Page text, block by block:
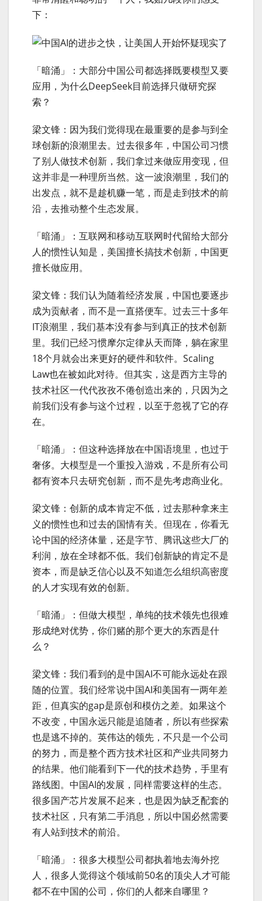
下：
「暗涌」：大部分中国公司都选择既要模型又要
应用，为什么DeepSeek目前选择只做研究探
索？
梁文锋：因为我们觉得现在最重要的是参与到全
球创新的浪潮里去。过去很多年，中国公司习惯
了别人做技术创新，我们拿过来做应用变现，但
这并非是一种理所当然。这一波浪潮里，我们的
出发点，就不是趁机赚一笔，而是走到技术的前
沿，去推动整个生态发展。
「暗涌」：互联网和移动互联网时代留给大部分
人的惯性认知是，美国擅长搞技术创新，中国更
擅长做应用。
梁文锋：我们认为随着经济发展，中国也要逐步
成为贡献者，而不是一直搭便车。过去三十多年
IT浪潮里，我们基本没有参与到真正的技术创新
里。我们已经习惯摩尔定律从天而降，躺在家里
18个月就会出来更好的硬件和软件。Scaling
Law也在被如此对待。但其实，这是西方主导的
技术社区一代代孜孜不倦创造出来的，只因为之
前我们没有参与这个过程，以至于忽视了它的存
在。
「暗涌」：但这种选择放在中国语境里，也过于
奢侈。大模型是一个重投入游戏，不是所有公司
都有资本只去研究创新，而不是先考虑商业化。
梁文锋：创新的成本肯定不低，过去那种拿来主
义的惯性也和过去的国情有关。但现在，你看无
论中国的经济体量，还是字节、腾讯这些大厂的
利润，放在全球都不低。我们创新缺的肯定不是
资本，而是缺乏信心以及不知道怎么组织高密度
的人才实现有效的创新。
「暗涌」：但做大模型，单纯的技术领先也很难
形成绝对优势，你们赌的那个更大的东西是什
么？
梁文锋：我们看到的是中国AI不可能永远处在跟
随的位置。我们经常说中国AI和美国有一两年差
距，但真实的gap是原创和模仿之差。如果这个
不改变，中国永远只能是追随者，所以有些探索
也是逃不掉的。英伟达的领先，不只是一个公司
的努力，而是整个西方技术社区和产业共同努力
的结果。他们能看到下一代的技术趋势，手里有
路线图。中国AI的发展，同样需要这样的生态。
很多国产芯片发展不起来，也是因为缺乏配套的
技术社区，只有第二手消息，所以中国必然需要
有人站到技术的前沿。
「暗涌」：很多大模型公司都执着地去海外挖
人，很多人觉得这个领域前50名的顶尖人才可能
都不在中国的公司，你们的人都来自哪里？